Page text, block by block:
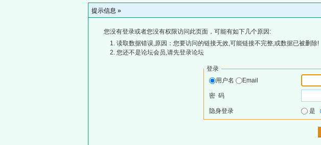
提示信息 »
您没有登录或者您没有权限访问此页面，可能有如下几个原因:
读取数据错误,原因：您要访问的链接无效,可能链接不完整,或数据已被删除!
您还不是论坛会员,请先登录论坛
登录
用户名
Email
密 码
隐身登录 是